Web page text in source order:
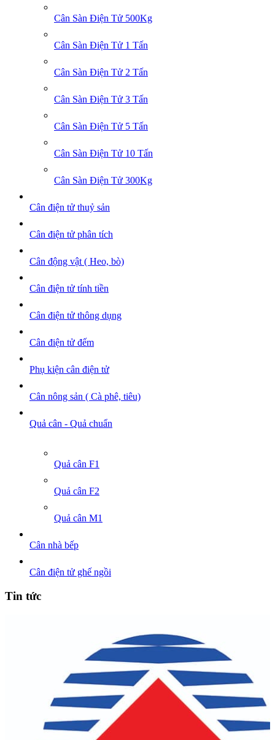
Cân Sàn Điện Tử 500Kg
Cân Sàn Điện Tử 1 Tấn
Cân Sàn Điện Tử 2 Tấn
Cân Sàn Điện Tử 3 Tấn
Cân Sàn Điện Tử 5 Tấn
Cân Sàn Điện Tử 10 Tấn
Cân Sàn Điện Tử 300Kg
Cân điện tử thuỷ sản
Cân điện tử phân tích
Cân động vật ( Heo, bò)
Cân điện tử tính tiền
Cân điện tử thông dụng
Cân điện tử đếm
Phụ kiện cân điện tử
Cân nông sản ( Cà phê, tiêu)
Quả cân - Quả chuẩn
Quả cân F1
Quả cân F2
Quả cân M1
Cân nhà bếp
Cân điện tử ghế ngồi
Tin tức